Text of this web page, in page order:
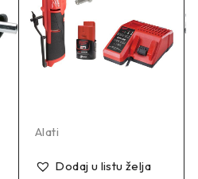
Alati
Dodaj u listu želja